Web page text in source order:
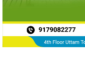
News Archive